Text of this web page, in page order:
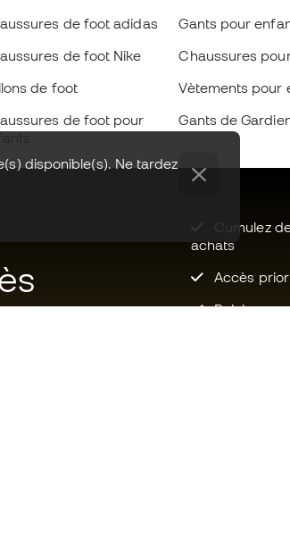
disponible(s). Ne tardez
de foot adidas
de foot Nike
de foot
de foot pour
Gants pour
Chaussures
Vètements pour
Gants de
Cumulez
achats
Accès
Rejoignez